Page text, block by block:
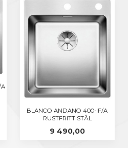
BLANCO ANDANO 400-IF/A
RUSTFRITT STÅL
Pris
9 490,00